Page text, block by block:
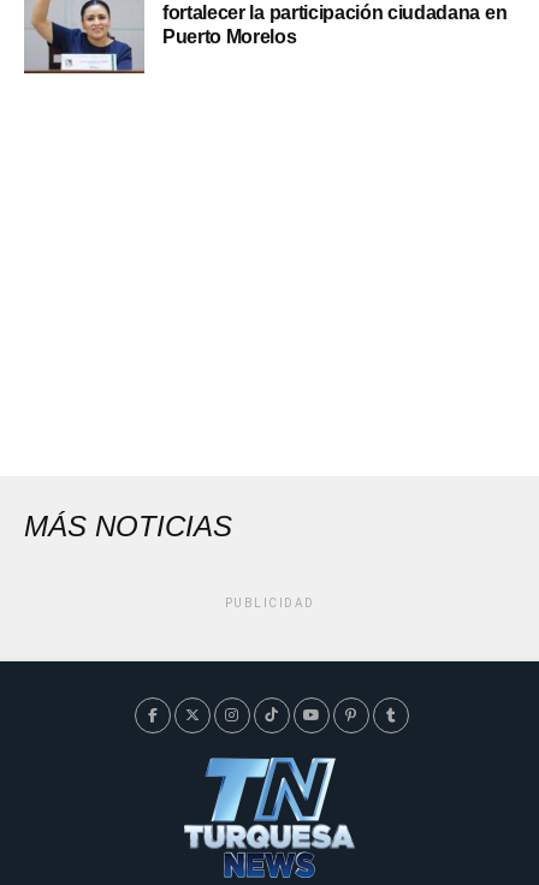
fortalecer la participación ciudadana en
Puerto Morelos
MÁS NOTICIAS
PUBLICIDAD